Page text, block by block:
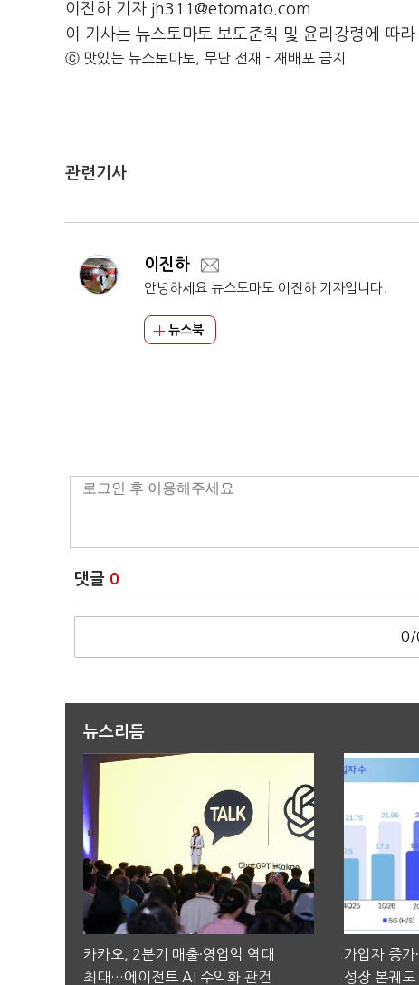
이진하 기자 jh311@etomato.com
이 기사는 뉴스토마토 보도준칙 및 윤리강령에 따
ⓒ 맛있는 뉴스토마토, 무단 전재 - 재배포 금지
관련기사
이진하
안녕하세요 뉴스토마토 이진하 기자입니다.
뉴스북
댓글 0
0/
뉴스리듬
카카오, 2분기 매출·영업익 역대
최대…에이전트 AI 수익화 관건
가입자 증
성장 본궤도